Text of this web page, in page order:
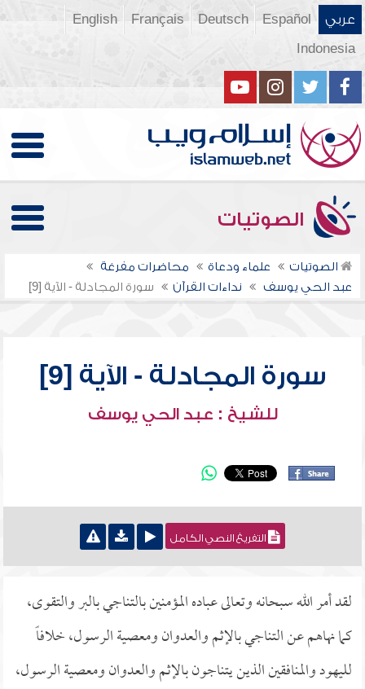
عربي Español
Deutsch
Français
English
Indonesia
الصوتيات
الصوتيات علماء ودعاة
محاضرات مفرغة
عبد الحي يوسف
نداءات القرآن سورة المجادلة - الآية [9]
سورة المجادلة - الآية [9]
للشيخ : عبد الحي يوسف
التفريغ النصي الكامل
لقد أمر الله سبحانه وتعالى عباده المؤمنين بالتناجي بالبر والتقوى،
كما نهاهم عن التناجي بالإثم والعدوان ومعصية الرسول، خلافاً
لليهود والمنافقين الذين يتناجون بالإثم والعدوان ومعصية الرسول،